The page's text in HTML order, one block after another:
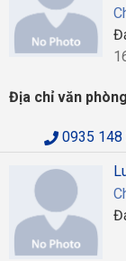
Địa chỉ văn
0935 148